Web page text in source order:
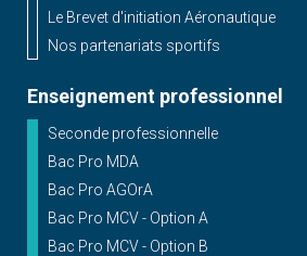
Le Brevet d'initiation Aéronautique
Nos partenariats sportifs
Enseignement professionnel
Seconde professionnelle
Bac Pro MDA
Bac Pro AGOrA
Bac Pro MCV - Option A
Bac Pro MCV - Option B